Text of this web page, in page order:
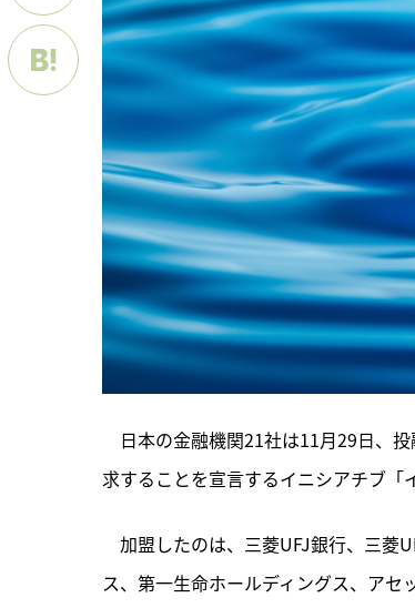
日本の金融機関21社は11月29日、
求することを宣言するイニシアチブ「
加盟したのは、 三菱UFJ銀行、三菱
ス、第一生命ホールディングス、ア